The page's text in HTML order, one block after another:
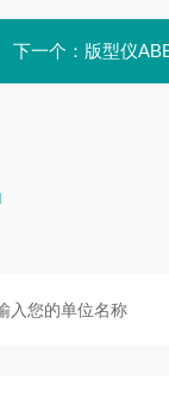
下一个： 版型仪